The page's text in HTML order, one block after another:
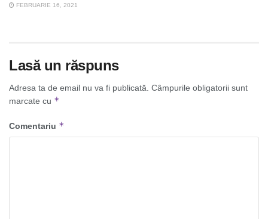
FEBRUARIE 16, 2021
Lasă un răspuns
Adresa ta de email nu va fi publicată. Câmpurile obligatorii sunt
marcate cu *
Comentariu *